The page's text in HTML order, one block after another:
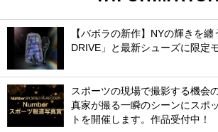
【バボラの新作】NYの輝きを纏
DRIVE」と最新シューズに限定
スポーツの現場で撮影する機会
真家が撮る一瞬のシーンにスポ
トを開催します。作品受付中！